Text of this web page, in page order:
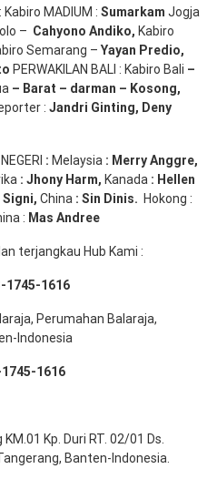
Kabiro MADIUM : Sumarkam Jogja
– Cahyono Andiko, Kabiro
Semarang – Yayan Predio,
PERWAKILAN BALI : Kabiro Bali –
– Barat – darman – Kosong,
: Jandri Ginting, Deny
: Melaysia : MerryAnggre,
: Jhony Harm, Kanada : Hellen
Signi, China : Sin Dinis. Hokong :
: Mas Andree
terjangkau Hub Kami :
1745-1616
Perumahan Balaraja,
Indonesia
1616
Kp. Duri RT. 02/01 Ds.
Banten-Indonesia.